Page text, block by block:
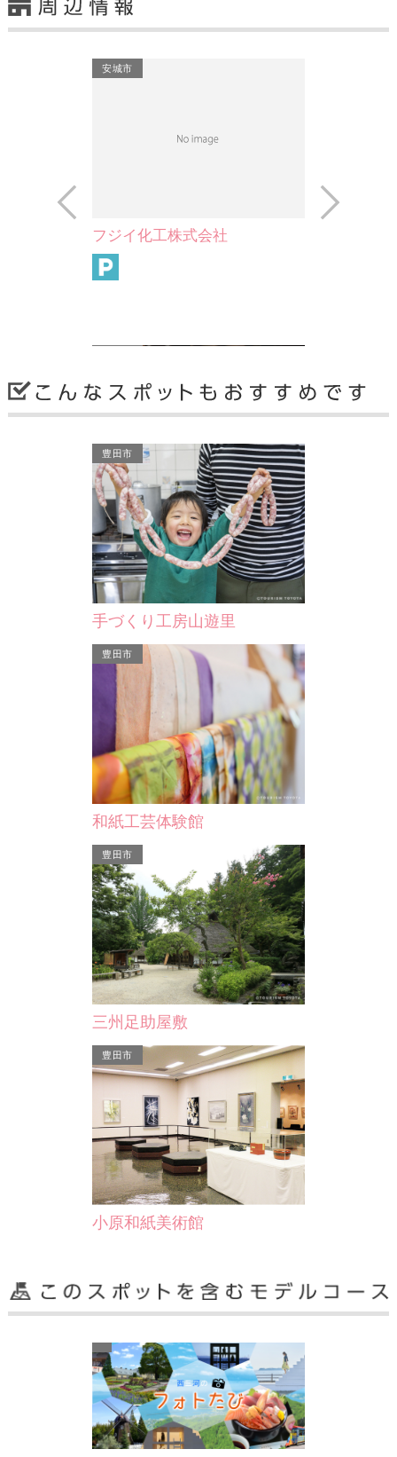
安城市
丈山文庫
石川丈山は、漢詩・隷書・築庭・煎茶
道にすぐれた江戸時代初期の文人で
マーメイドパレス
マーメイドパレスは、ゴミ焼却施設の
余熱を利用したレジャー型温水プール
です。流水プール・造波…
安城市
フジイ化工株式会社
豊田市
手づくり工房山遊里
豊田市
和紙工芸体験館
豊田市
三州足助屋敷
豊田市
小原和紙美術館